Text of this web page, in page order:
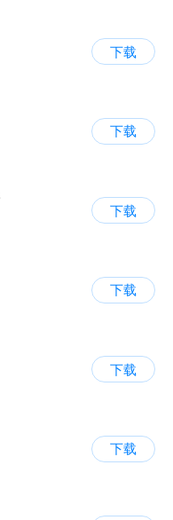
下载
下载
下载
下载
下载
下载